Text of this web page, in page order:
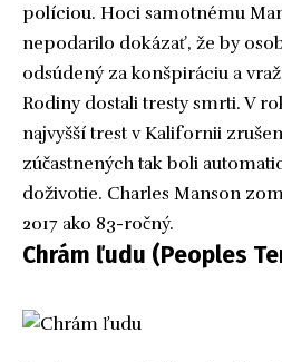
políciou. Hoci samotnému
nepodarilo dokázať, že by
odsúdený za konšpiráciu a
Rodiny dostali tresty smrti. V
najvyšší trest v Kalifornii
zúčastnených tak boli
doživotie. Charles Manson
2017 ako 83-ročný.
Chrám ľudu (Peoples